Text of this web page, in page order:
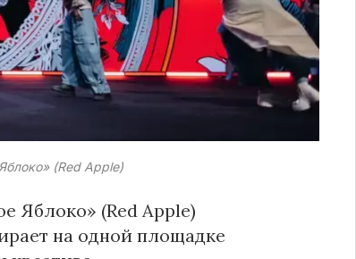
(Red Apple)
Яблоко» (Red Apple)
на одной площадке